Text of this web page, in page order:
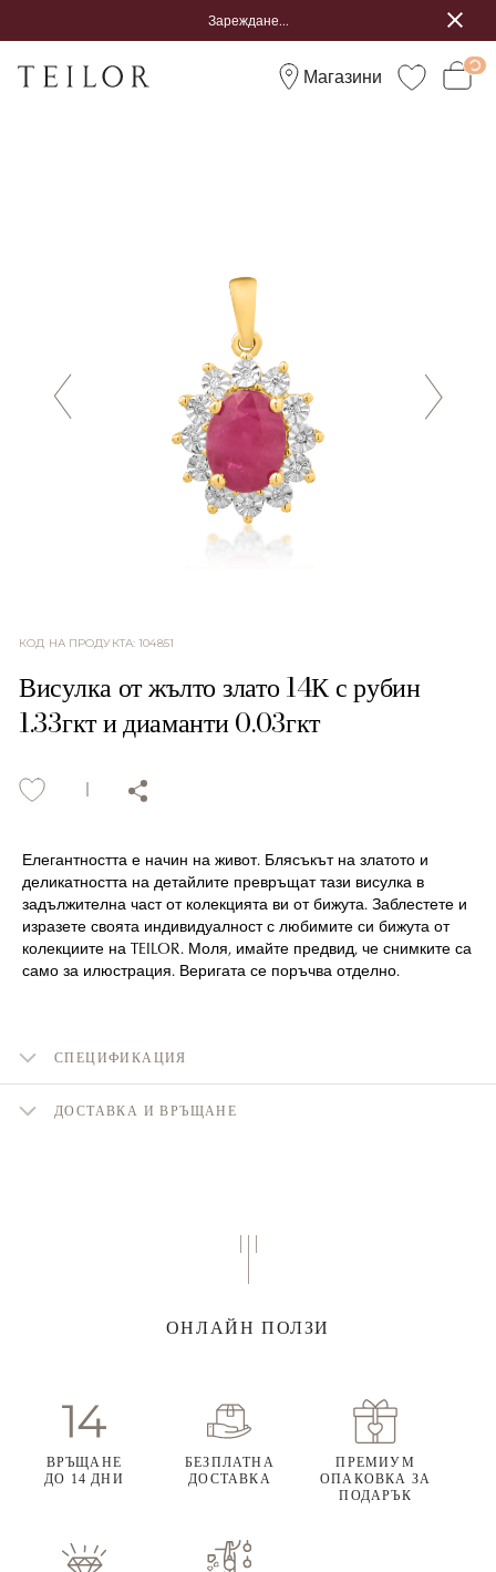
Зареждане...
Магазини
КОД НА ПРОДУКТА:104851
Висулка от жълто злато 14К с рубин
1.33гкт и диаманти 0.03гкт
Елегантността е начин на живот. Блясъкът на златото и
деликатността на детайлите превръщат тази висулка в
задължителна част от колекцията ви от бижута. Заблестете и
изразете своята индивидуалност с любимите си бижута от
колекциите на TEILOR. Моля, имайте предвид, че снимките са
само за илюстрация. Веригата се поръчва отделно.
СПЕЦИФИКАЦИЯ
ДОСТАВКА И ВРЪЩАНЕ
ОНЛАЙН ПОЛЗИ
ВРЪЩАНЕ
ДО 14 ДНИ
БЕЗПЛАТНА
ДОСТАВКА
ПРЕМИУМ
ОПАКОВКА ЗА
ПОДАРЪК